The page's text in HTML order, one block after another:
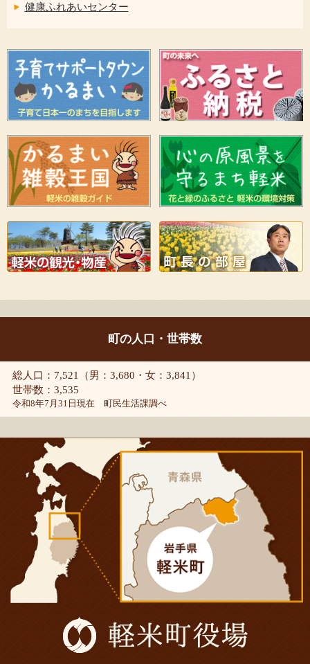
健康ふれあいセンター
町の人口・世帯数
総人口：7,521（男：3,680・女：3,841）
世帯数：3,535
令和8年7月31日現在 町民生活課調べ